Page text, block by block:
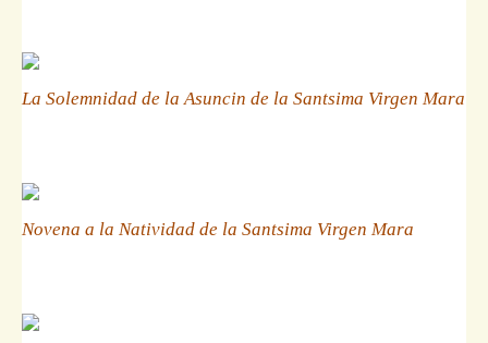
La Solemnidad de la Asuncin de la Santsima Virgen Mara
Novena a la Natividad de la Santsima Virgen Mara